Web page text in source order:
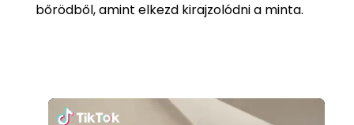
bőrödből, amint elkezd kirajzolódni a minta.